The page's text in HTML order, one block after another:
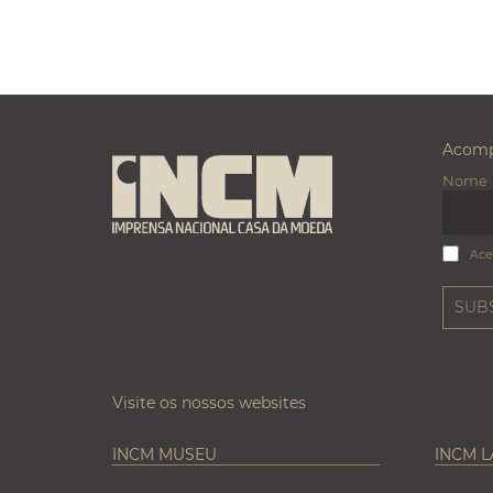
Nome
Visite os nossos websites
INCM MUSEU INCM